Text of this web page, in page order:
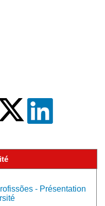
- Présentation